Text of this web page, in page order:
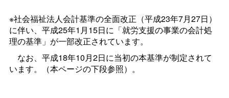
※社会福祉法人会計基準の全面改正（平成23年7月27日）
に伴い、平成25年1月15日に「就労支援の事業の会計処
理の基準」が一部改正されています。
なお、平成18年10月2日に当初の本基準が制定されて
います。（本ページの下段参照）。